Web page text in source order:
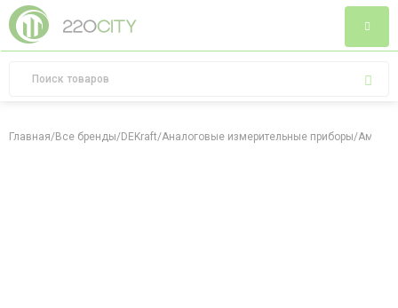
Главная/Все бренды/DEKraft/Аналоговые измерительные приборы/